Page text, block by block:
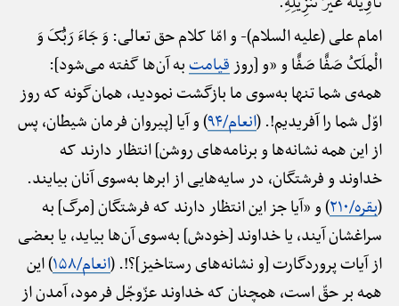
امام علی (علیه السلام)-و امّا کلام حق تعالی: وَ جَاءَ رَبُّکَ وَ
الْملَکُ صَفًّا صَفًّا و «و [روزقیامتبه آن‌ها گفته می‌شود]:
همه‌ی شما تنها به‌سوی ما بازگشت نمودید، همان‌گونه که روز
اوّل شما را آفریدیم!. (انعام/۹۴ ) و آیا [پیروان فرمان شیطان، پس
از این همه نشانه‌ها و برنامه‌های روشن] انتظار دارند که
خداوند و فرشتگان، در سایه‌هایی از ابرها به‌سوی آنان بیایند.
(بقره/۲۱۰
) و «آیا جز این انتظار دارند که فرشتگان [مرگ] به
سراغشان آیند، یا خداوند [خودش] به‌سوی آن‌ها بیاید، یا بعضی
از آیات پروردگارت [و نشانه‌های رستاخیز]؟!. (انعام/۱۵۸
) این
همه بر حقّ است، همچنان که خداوند عزّ‌وجّل فرمود، آمدن از